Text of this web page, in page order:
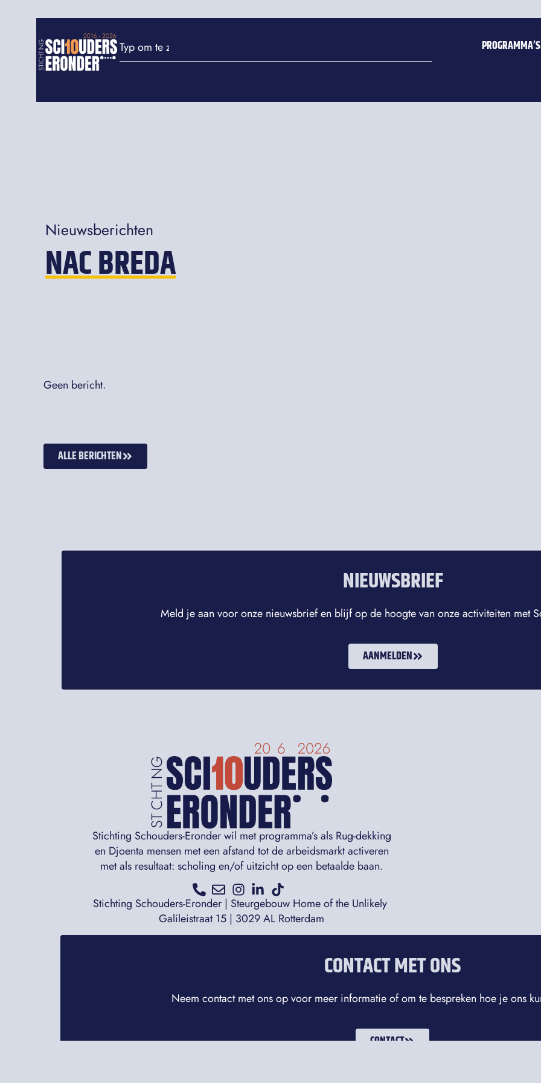
PROGRAMMA’S
Nieuwsberichten
NAC BREDA
Geen bericht.
ALLE BERICHTEN
NIEUWSBRIEF
Meld je aan voor onze nieuwsbrief en blijf op de hoogte van onze activiteiten met
AANMELDEN
Stichting Schouders-Eronder wil met programma’s als Rug-dekking
en Djoenta mensen met een afstand tot de arbeidsmarkt activeren
met als resultaat: scholing en/of uitzicht op een betaalde baan.
Stichting Schouders-Eronder | Steurgebouw Home of the Unlikely
Galileistraat 15 | 3029 AL Rotterdam
CONTACT MET ONS
Neem contact met ons op voor meer informatie of om te bespreken hoe je ons
CONTACT